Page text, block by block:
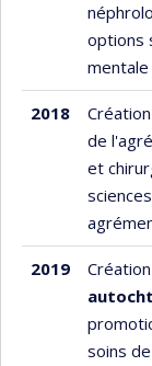
options
2018
de
et
2019
soins